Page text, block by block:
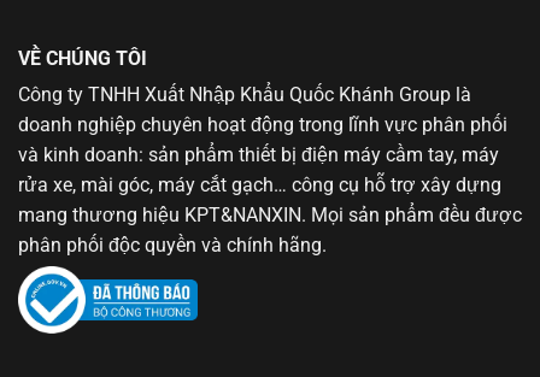
VỀ CHÚNG TÔI
Công ty TNHH Xuất Nhập Khẩu Quốc Khánh Group là
doanh nghiệp chuyên hoạt động trong lĩnh vực phân phối
và kinh doanh: sản phẩm thiết bị điện máy cầm tay, máy
rửa xe, mài góc, máy cắt gạch… công cụ hỗ trợ xây dựng
mang thương hiệu KPT&NANXIN. Mọi sản phẩm đều được
phân phối độc quyền và chính hãng.